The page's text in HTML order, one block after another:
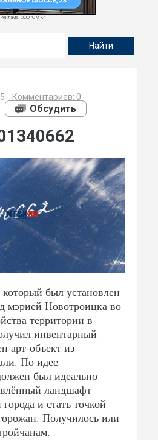
Реклама. ООО "ОМК"
Комментариев: 0
Обсудить
был установлен
мэрией Новотроицка во
территории в
инвентарный
арт-объект из
По идее
был идеально
ландшафт
и стать точкой
Получилось или